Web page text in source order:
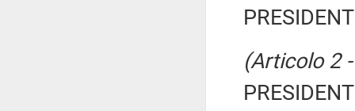
(Articolo 2